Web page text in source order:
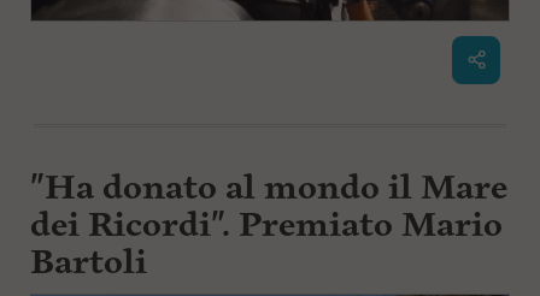
"Ha donato al mondo il Mare
dei Ricordi". Premiato Mario
Bartoli